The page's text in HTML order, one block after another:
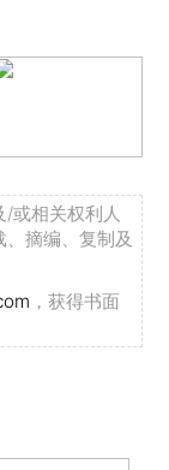
或相关权利人
摘编、复制及
，获得书面